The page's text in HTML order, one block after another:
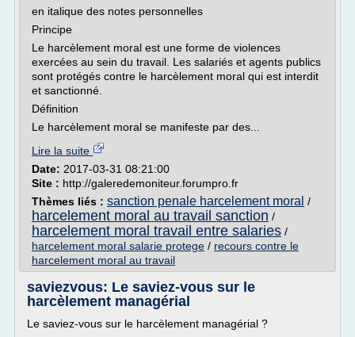
en italique des notes personnelles
Principe
Le harcèlement moral est une forme de violences
exercées au sein du travail. Les salariés et agents publics
sont protégés contre le harcèlement moral qui est interdit
et sanctionné.
Définition
Le harcèlement moral se manifeste par des...
Lire la suite
Date: 2017-03-31 08:21:00
Site : http://galeredemoniteur.forumpro.fr
Thèmes liés : sanction penale harcelement moral /
harcelement moral au travail sanction /
harcelement moral travail entre salaries /
harcelement moral salarie protege / recours contre le
harcelement moral au travail
saviezvous: Le saviez-vous sur le
harcèlement managérial
Le saviez-vous sur le harcèlement managérial ?